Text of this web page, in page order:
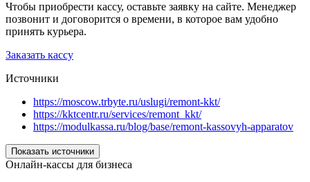
Чтобы приобрести кассу, оставьте заявку на сайте. Менеджер
позвонит и договорится о времени, в которое вам удобно
принять курьера.
Заказать кассу
Источники
https://moscow.trbyte.ru/uslugi/remont-kkt/
https://kktcentr.ru/services/remont_kkt/
https://modulkassa.ru/blog/base/remont-kassovyh-apparatov
Показать источники
Онлайн-кассы для бизнеса